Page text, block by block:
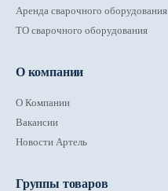
Аренда сварочного оборудования
ТО сварочного оборудования
О компании
О Компании
Вакансии
Новости Артель
Группы товаров